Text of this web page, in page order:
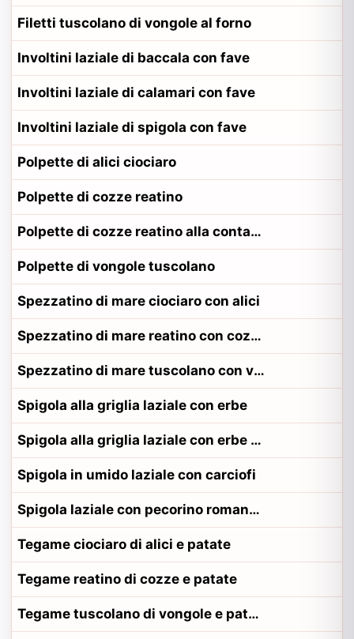
Filetti tuscolano di vongole al forno
Involtini laziale di baccala con fave
Involtini laziale di calamari con fave
Involtini laziale di spigola con fave
Polpette di alici ciociaro
Polpette di cozze reatino
Polpette di cozze reatino alla contadina reatino
Polpette di vongole tuscolano
Spezzatino di mare ciociaro con alici
Spezzatino di mare reatino con cozze
Spezzatino di mare tuscolano con vongole
Spigola alla griglia laziale con erbe
Spigola alla griglia laziale con erbe alla contadina pontino
Spigola in umido laziale con carciofi
Spigola laziale con pecorino romano e pomodoro
Tegame ciociaro di alici e patate
Tegame reatino di cozze e patate
Tegame tuscolano di vongole e patate